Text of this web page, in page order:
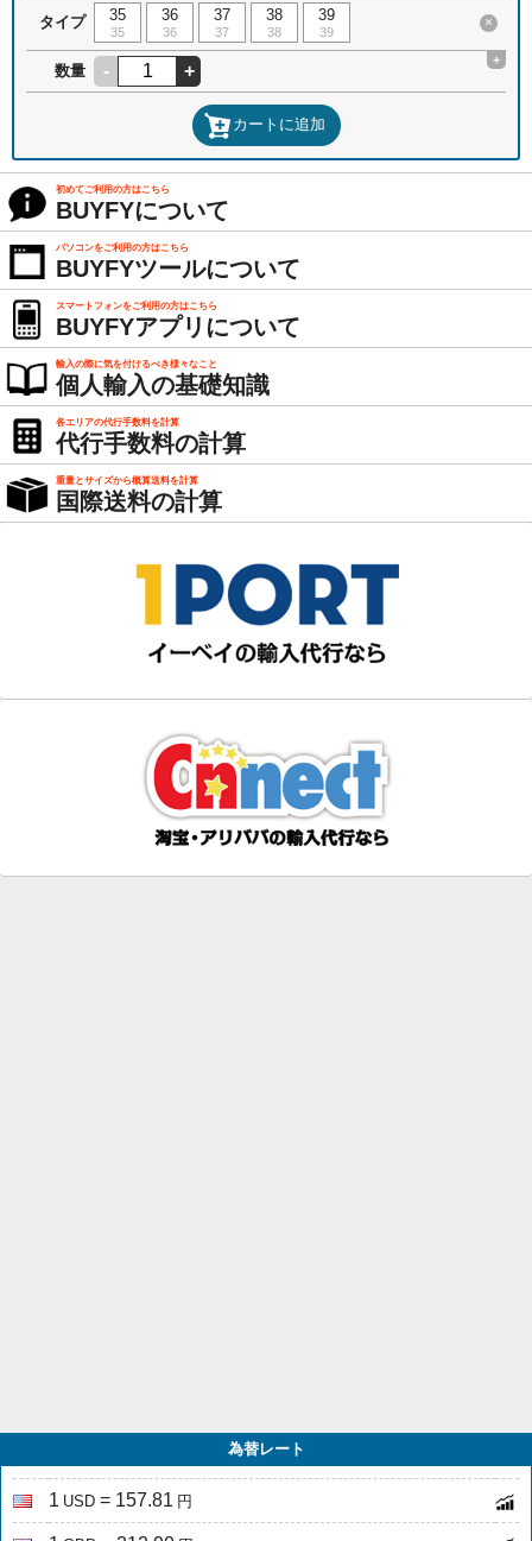
タイプ 35
35
36
36
37
37
38
38
39
39
×
数量 - +
+
カートに追加
初めてご利用の方はこちら
BUYFYについて
パソコンをご利用の方はこちら
BUYFYツールについて
スマートフォンをご利用の方はこちら
BUYFYアプリについて
輸入の際に気を付けるべき様々なこと
個人輸入の基礎知識
各エリアの代行手数料を計算
代行手数料の計算
重量とサイズから概算送料を計算
国際送料の計算
為替レート
1 USD = 157.81 円